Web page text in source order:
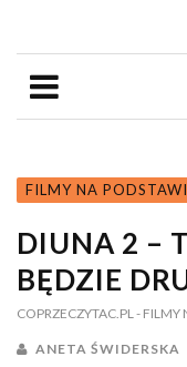
FILMY NA
DIUNA 2 –
BĘDZIE
COPRZECZYTAC.PL - FILMY
ANETA ŚWIDERSKA